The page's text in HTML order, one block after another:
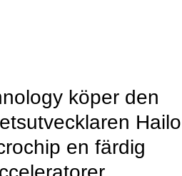
köper den
en färdig